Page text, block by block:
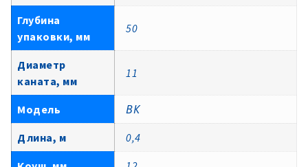
Глубина
упаковки, мм
50
Диаметр
каната, мм
11
Модель ВК
Длина, м 0,4